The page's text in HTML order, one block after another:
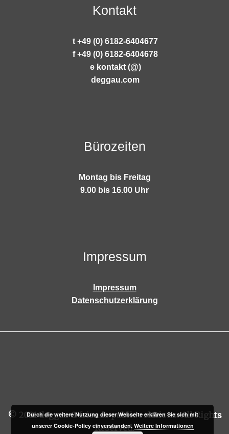
Kontakt
t +49 (0) 6182-6404677
f +49 (0) 6182-6404678
e kontakt (@)
deggau.com
Bürozeiten
Montag bis Freitag
9.00 bis 16.00 Uhr
Impressum
Impressum
Datenschutzerklärung
© 2021 deggau & friends public relations. All Rights
Reserved.
Durch die weitere Nutzung dieser Webseite erklären Sie sich mit
unserer Cookie-Policy einverstanden. Weitere Informationen